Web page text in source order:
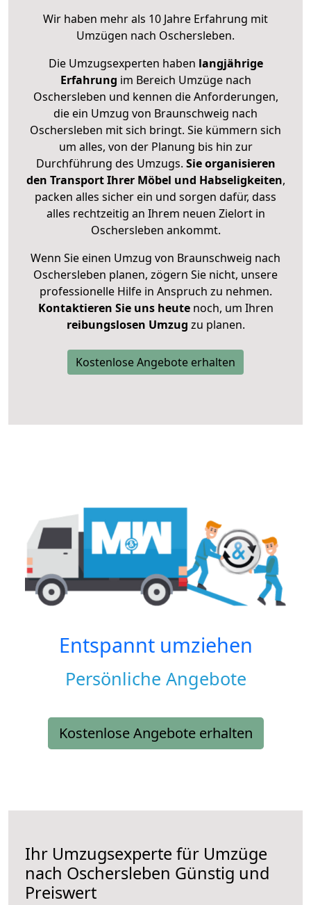
Wir haben mehr als 10 Jahre Erfahrung mit
Umzügen nach Oschersleben.
Die Umzugsexperten haben langjährige
Erfahrung im Bereich Umzüge nach
Oschersleben und kennen die Anforderungen,
die ein Umzug von Braunschweig nach
Oschersleben mit sich bringt. Sie kümmern sich
um alles, von der Planung bis hin zur
Durchführung des Umzugs. Sie organisieren
den Transport Ihrer Möbel und Habseligkeiten,
packen alles sicher ein und sorgen dafür, dass
alles rechtzeitig an Ihrem neuen Zielort in
Oschersleben ankommt.
Wenn Sie einen Umzug von Braunschweig nach
Oschersleben planen, zögern Sie nicht, unsere
professionelle Hilfe in Anspruch zu nehmen.
Kontaktieren Sie uns heutenoch, um Ihren
reibungslosen Umzug zu planen.
Kostenlose Angebote erhalten
Entspannt umziehen
Persönliche Angebote
Kostenlose Angebote erhalten
Ihr Umzugsexperte für Umzüge
nach Oschersleben Günstig und
Preiswert